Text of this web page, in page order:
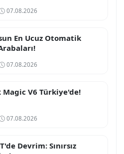
07.08.2026
En Ucuz Otomatik
07.08.2026
Magic V6 Türkiye'de!
07.08.2026
Devrim: Sınırsız